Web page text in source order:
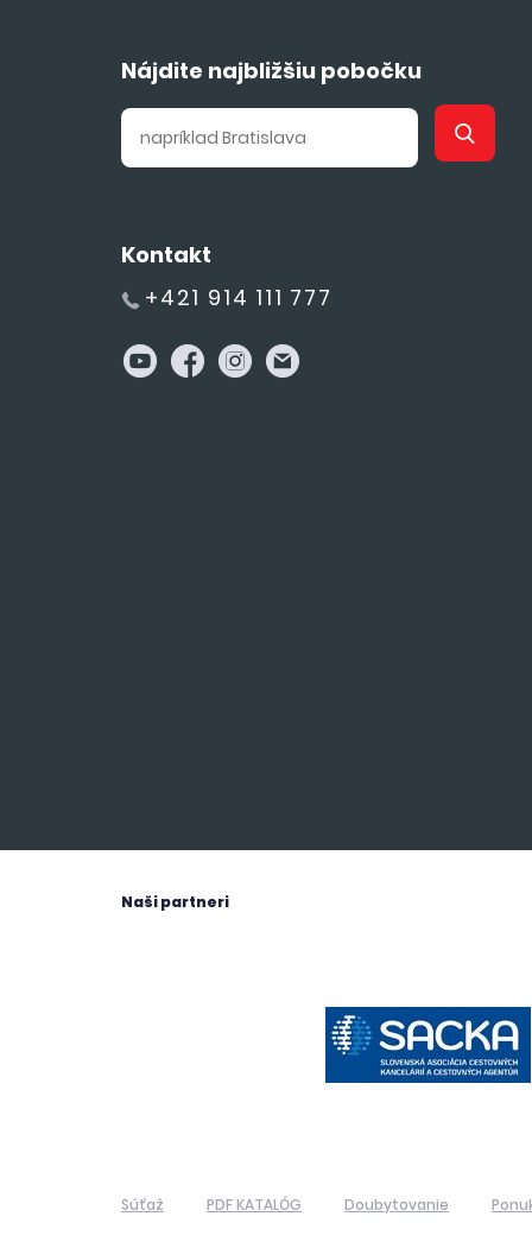
Nájdite najbližšiu pobočku
Kontakt
+421 914 111 777
Naši partneri
Súťaž PDF KATALÓG Doubytovanie